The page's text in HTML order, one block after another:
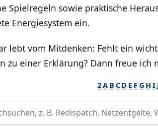
Spielregeln sowie praktische
Energiesystem ein.
lebt vom Mitdenken: Fehlt ein
zu einer Erklärung? Dann freue ich
2A B CD E FG H I